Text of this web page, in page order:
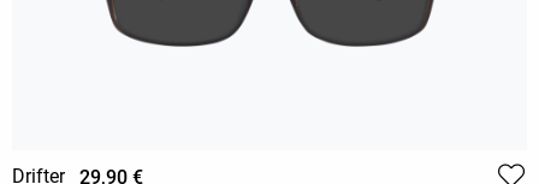
Drifter 29,90 €